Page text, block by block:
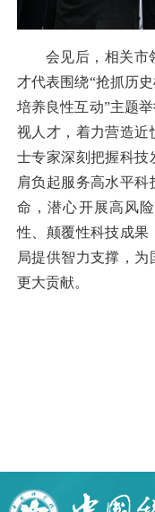
会见后，相关市
才代表围绕“抢抓历
培养良性互动”主题
视人才，着力营造近
士专家深刻把握科技
肩负起服务高水平
命，潜心开展高风
性、颠覆性科技成果
局提供智力支撑，
更大贡献。